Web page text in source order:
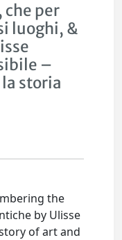
che per
luoghi, &
–
storia
the
by Ulisse
of art and